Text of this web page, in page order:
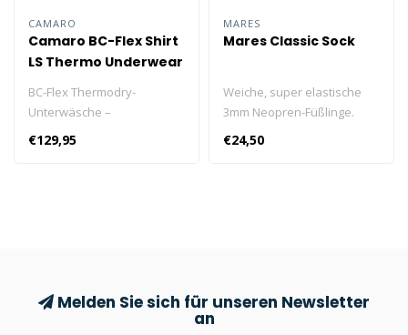
CAMARO
Camaro BC-Flex Shirt
LS Thermo Underwear
Herren
BC-Flex Thermodry-
Unterwäsche –
geruchshemmende Nano-
Holzkohle-Bambus.
€129,95
MARES
Mares Classic Sock
Weiche, super elastische
3mm Neopren-Füßlinge.
Ideal, um Schürfwunden zu
vermeiden oder um in
€24,50
Melden Sie sich für unseren Newsletter
an